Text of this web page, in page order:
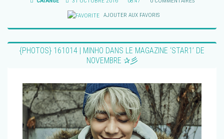
AJOUTER AUX FAVORIS
{PHOTOS} 161014 | MINHO DANS LE MAGAZINE ‘STAR1’ DE
NOVEMBRE ✰彡